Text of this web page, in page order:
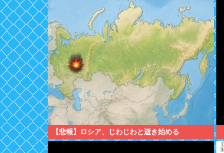
【悲報】ロシア、じわじわと逝き始める